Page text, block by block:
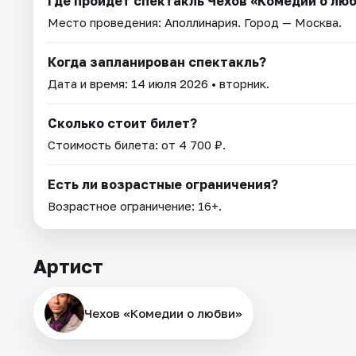
Место проведения: Аполлинария. Город — Москва.
Когда запланирован спектакль?
Дата и время: 14 июля 2026 • вторник.
Сколько стоит билет?
Стоимость билета: от 4 700 ₽.
Есть ли возрастные ограничения?
Возрастное ограничение: 16+.
Артист
Чехов «Комедии о любви»